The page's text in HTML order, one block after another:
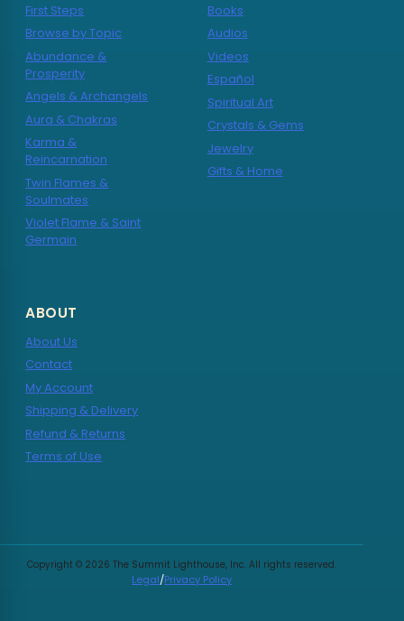
First Steps
Browse by Topic
Abundance &
Prosperity
Angels & Archangels
Aura & Chakras
Karma &
Reincarnation
Twin Flames &
Soulmates
Violet Flame & Saint
Germain
Books
Audios
Videos
Español
Spiritual Art
Crystals & Gems
Jewelry
Gifts & Home
ABOUT
About Us
Contact
My Account
Shipping & Delivery
Refund & Returns
Terms of Use
Copyright © 2026 The Summit Lighthouse, Inc. All rights reserved.
Legal/Privacy Policy